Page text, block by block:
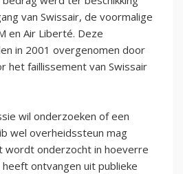
van Swissair, de voormalige
en Air Liberté. Deze
in 2001 overgenomen door
het faillissement van Swissair
wil onderzoeken of een
wel overheidssteun mag
wordt onderzocht in hoeverre
ontvangen uit publieke